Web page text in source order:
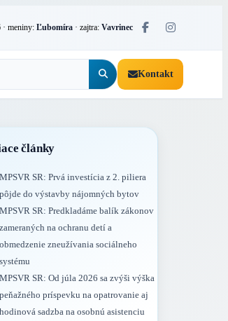
· meniny: Ľubomíra · zajtra: Vavrinec
Kontakt
články
MPSVR SR: Prvá investícia z 2. piliera
pôjde do výstavby nájomných bytov
MPSVR SR: Predkladáme balík zákonov
zameraných na ochranu detí a
obmedzenie zneužívania sociálneho
systému
MPSVR SR: Od júla 2026 sa zvýši výška
peňažného príspevku na opatrovanie aj
hodinová sadzba na osobnú asistenciu